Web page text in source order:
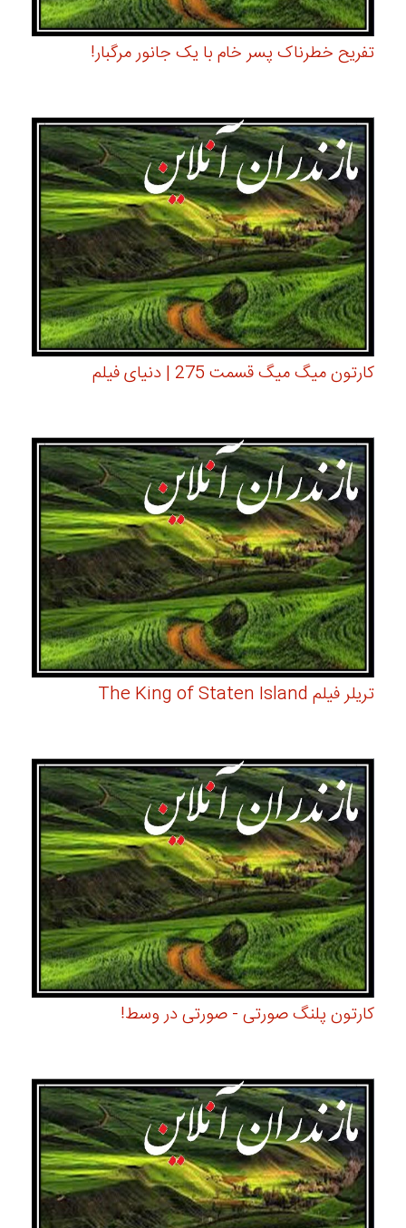
تفریح خطرناک پسر خام با یک جانور مرگبار!
کارتون میگ میگ قسمت 275 | دنیای فیلم
تریلر فیلم The King of Staten Island
کارتون پلنگ صورتی - صورتی در وسط!